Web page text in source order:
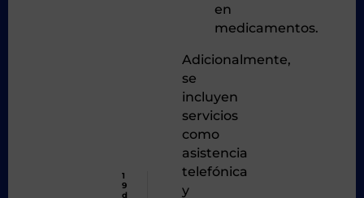
1
9
d
en
medicamentos.
Adicionalmente,
se
incluyen
servicios
como
asistencia
telefónica
y